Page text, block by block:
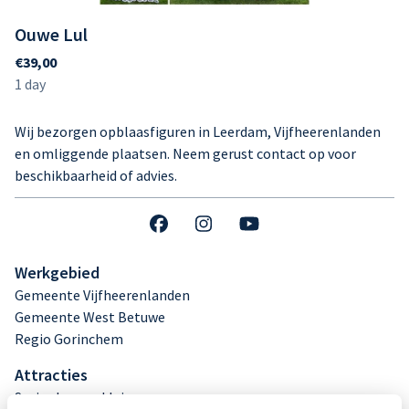
Ouwe Lul
Wij bezorgen opblaasfiguren in Leerdam, Vijfheerenlanden
en omliggende plaatsen. Neem gerust contact op voor
beschikbaarheid of advies.
Werkgebied
Gemeente Vijfheerenlanden
Gemeente West Betuwe
Regio Gorinchem
Attracties
Springkussen klein